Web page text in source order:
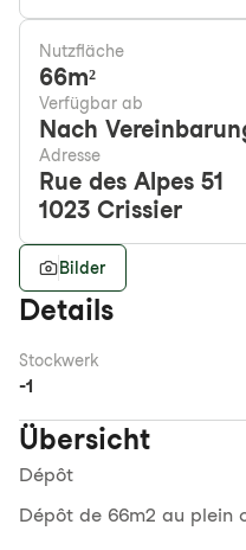
Nutzfläche
66m²
Verfügbar ab
Nach
Adresse
Rue des Alpes 51
1023 Crissier
Bilder
Details
Stockwerk
-1
Übersicht
Dépôt
Dépôt de 66m2 au plein